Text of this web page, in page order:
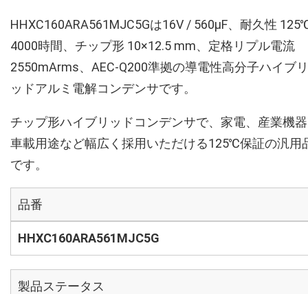
HHXC160ARA561MJC5Gは16V / 560µF、耐久性
4000時間、チップ形 10×12.5 mm、定格リプル電流
2550mArms、AEC-Q200準拠の導電性高分子ハイブリ
ッドアルミ電解コンデンサです。
チップ形ハイブリッドコンデンサで、家電、産業機
車載用途など幅広く採用いただける125℃保証の汎用
です。
品番
HHXC160ARA561MJC5G
製品ステータス